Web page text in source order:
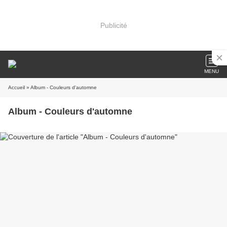
Publicité
MENU
Accueil » Album - Couleurs d'automne
Album - Couleurs d'automne